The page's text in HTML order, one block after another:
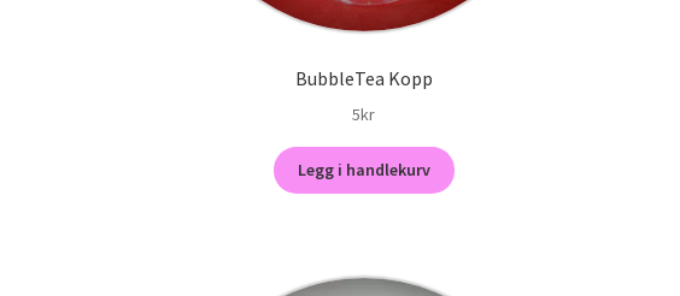
BubbleTea Kopp
5kr
Legg i handlekurv